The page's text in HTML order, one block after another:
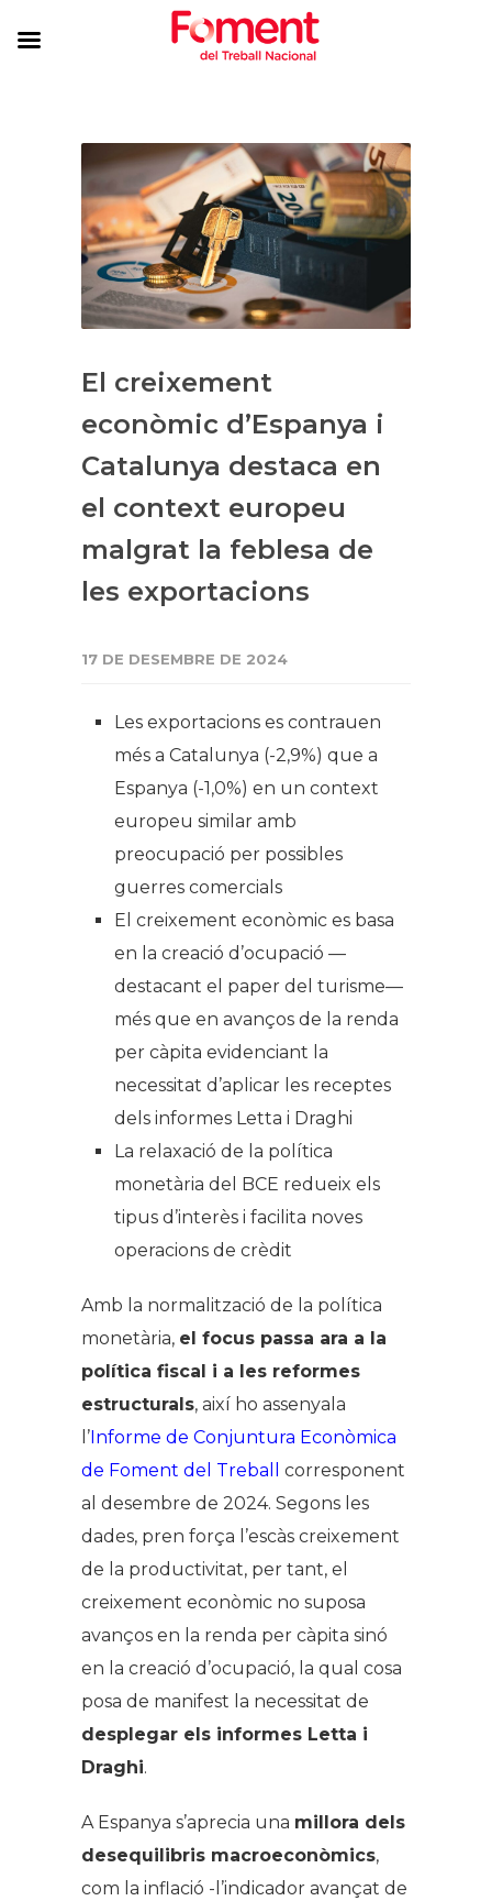
El creixement
econòmic d’Espanya i
Catalunya destaca en
el context europeu
malgrat la feblesa de
les exportacions
17 DE DESEMBRE DE 2024
Les exportacions es contrauen
més a Catalunya (-2,9%) que a
Espanya (-1,0%) en un context
europeu similar amb
preocupació per possibles
guerres comercials
El creixement econòmic es basa
en la creació d’ocupació —
destacant el paper del turisme—
més que en avanços de la renda
per càpita evidenciant la
necessitat d’aplicar les receptes
dels informes Letta i Draghi
La relaxació de la política
monetària del BCE redueix els
tipus d’interès i facilita noves
operacions de crèdit
Amb la normalització de la política
monetària, el focus passa ara a la
política fiscal i a les reformes
estructurals, així ho assenyala
l’Informe de Conjuntura Econòmica
de Foment del Treball
corresponent
al desembre de 2024. Segons les
dades, pren força l’escàs creixement
de la productivitat, per tant, el
creixement econòmic no suposa
avanços en la renda per càpita sinó
en la creació d’ocupació, la qual cosa
posa de manifest la necessitat de
desplegar els informes Letta i
Draghi.
A Espanya s’aprecia una millora dels
desequilibris macroeconòmics,
com la inflació -l’indicador avançat de